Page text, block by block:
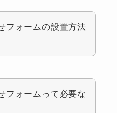
フォームの設置方法
フォームって必要な